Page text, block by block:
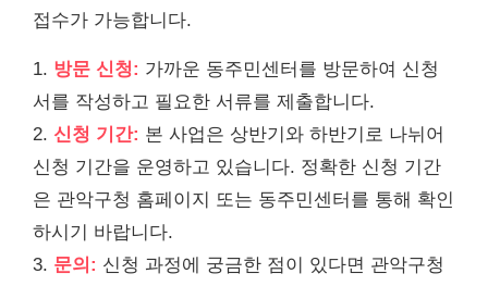
접수가 가능합니다.
1. 방문 신청: 가까운 동주민센터를 방문하여 신청
서를 작성하고 필요한 서류를 제출합니다.
2. 신청 기간: 본 사업은 상반기와 하반기로 나뉘어
신청 기간을 운영하고 있습니다. 정확한 신청 기간
은 관악구청 홈페이지 또는 동주민센터를 통해 확인
하시기 바랍니다.
3. 문의: 신청 과정에 궁금한 점이 있다면 관악구청